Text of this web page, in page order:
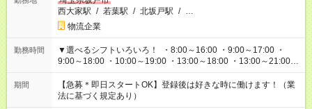
西大家駅 / 若葉駅 / 北坂戸駅 / …
物流企業
勤務時間
▼選べるシフトいろいろ！ ・8:00～16:00 ・9:00～17:00 ・
9:00～18:00 ・10:00～19:00 ・13:00～18:00 ・13:00～21:00
・22:00～翌6:00 など 上記以外の時間で相談可能なお仕事も！
あなたの希望を教えてください！
期間
【急募＊即日スタートOK】登録後は好きな時に働けます！（業
法に基づく規定あり）